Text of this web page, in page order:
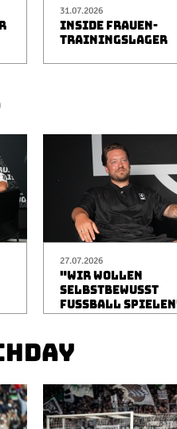
31.07.2026
INSIDE FRAUEN-
TRAININGSLAGER
27.07.2026
"WIR WOLLEN
SELBSTBEWUSST
FUSSBALL